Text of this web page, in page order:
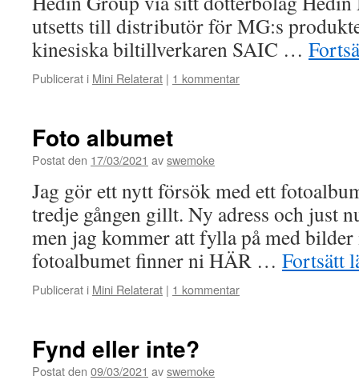
utsetts till distributör för MG:s
kinesiska biltillverkaren SAIC …
Publicerat i Mini Relaterat | 1 kommentar
Foto albumet
Postat den 17/03/2021 avswemoke
Jag gör ett nytt försök med ett
tredje gången gillt. Ny adress och just
men jag kommer att fylla på med
fotoalbumet finner ni HÄR … Fortsätt
Publicerat i Mini Relaterat | 1 kommentar
Fynd eller inte?
Postat den 09/03/2021 avswemoke